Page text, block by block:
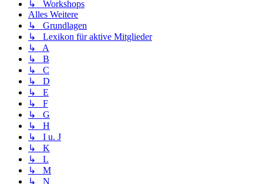
↳ Workshops
Alles Weitere
↳ Grundlagen
↳ Lexikon für aktive Mitglieder
↳ A
↳ B
↳ C
↳ D
↳ E
↳ F
↳ G
↳ H
↳ I u. J
↳ K
↳ L
↳ M
↳ N